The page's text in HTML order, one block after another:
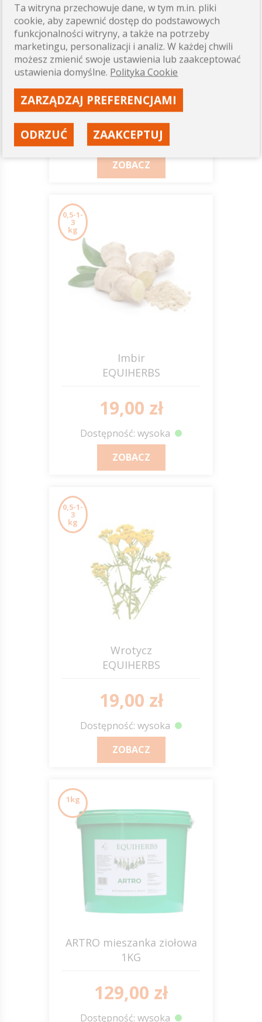
Anyż
EQUIHERBS
29,00 zł
Dostępność: wysoka
ZOBACZ
0,5-1-
3
kg
Imbir
EQUIHERBS
19,00 zł
Dostępność: wysoka
ZOBACZ
0,5-1-
3
kg
Wrotycz
EQUIHERBS
19,00 zł
Dostępność: wysoka
ZOBACZ
1kg
ARTRO mieszanka ziołowa
1KG
129,00 zł
Dostępność: wysoka
Ta witryna przechowuje dane, w tym m.in. pliki
cookie, aby zapewnić dostęp do podstawowych
funkcjonalności witryny, a także na potrzeby
marketingu, personalizacji i analiz. W każdej chwili
możesz zmienić swoje ustawienia lub zaakceptować
ustawienia domyślne. Polityka Cookie
ZARZĄDZAJ PREFERENCJAMI
ODRZUĆ ZAAKCEPTUJ